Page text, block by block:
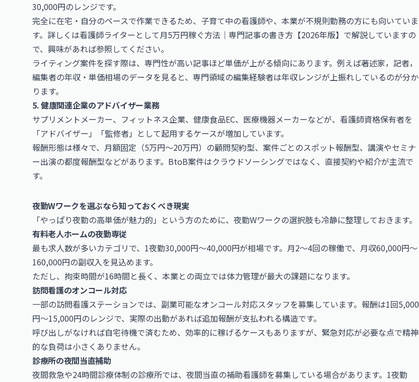
30,000円のレンジです。
完全に在宅・自分のペースで作業できるため、子育て中の看護師や、本業が不規則勤務の方にも向いていま
す。詳しくは看護師ライターとして月5万円稼ぐ方法｜専門記事の書き方【2026年版】 で解説していますの
で、興味があれば参照してください。
ライティング案件を探す際は、専門性が高い記事ほど単価が上がる傾向にあります。例えば著述家，記者，
編集者の年収・単価相場のデータを見ると、専門領域の編集経験者は年収レンジが上振れしているのが分か
ります。
5. 健康関連企業のアドバイザー業務
サプリメントメーカー、フィットネス企業、健康食品EC、医療機器メーカーなどが、看護師資格保有者を
「アドバイザー」「監修者」として起用するケースが増加しています。
報酬形態は様々で、月額固定（5万円〜20万円）の顧問契約型、案件ごとのスポット報酬型、講演やセミナ
ー出演の都度報酬型などがあります。BtoB案件はクラウドソーシングではなく、直接契約や紹介が主流で
す。
夜勤Wワークを選ぶなら知っておくべき現実
「やっぱり夜勤の高単価が魅力的」という方のために、夜勤Wワークの選択肢も冷静に整理しておきます。
有料老人ホームの夜勤専従
最も求人数が多いカテゴリで、1夜勤30,000円〜40,000円が相場です。月2〜4回の稼働で、月収60,000円〜
160,000円の副収入を見込めます。
ただし、拘束時間が16時間と長く、本業との両立では体力管理が最大の課題になります。
訪問看護のオンコール対応
一部の訪問看護ステーションでは、副業可能なオンコール対応スタッフを募集しています。報酬は1回5,000
円〜15,000円のレンジで、実際の出動があれば追加報酬が支払われる構造です。
呼び出しがなければ自宅待機で済むため、効率的に稼げるケースもありますが、緊急対応が必要な点で精神
的な負荷は小さくありません。
診療所の夜間当直補助
夜間救急や24時間診療体制の診療所では、夜間当直の補助看護師を募集している場合があります。1夜勤